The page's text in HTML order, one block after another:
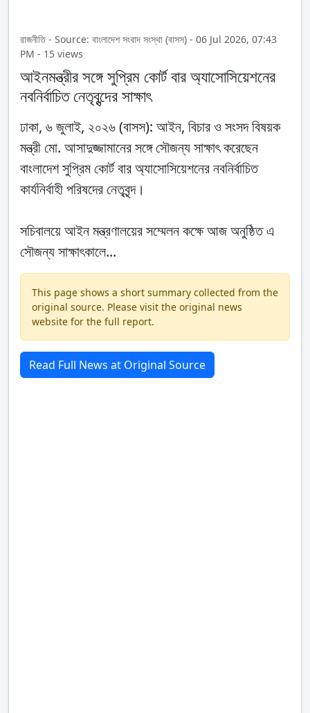
রাজনীতি - Source: বাংলাদেশ সংবাদ সংস্থা (বাসস) - 06 Jul 2026, 07:43
PM - 15 views
আইনমন্ত্রীর সঙ্গে সুপ্রিম কোর্ট বার অ্যাসোসিয়েশনের
নবনির্বাচিত নেতৃবৃন্দের সাক্ষাৎ
ঢাকা, ৬ জুলাই, ২০২৬ (বাসস): আইন, বিচার ও সংসদ বিষয়ক
মন্ত্রী মো. আসাদুজ্জামানের সঙ্গে সৌজন্য সাক্ষাৎ করেছেন
বাংলাদেশ সুপ্রিম কোর্ট বার অ্যাসোসিয়েশনের নবনির্বাচিত
কার্যনির্বাহী পরিষদের নেতৃবৃন্দ।
সচিবালয়ে আইন মন্ত্রণালয়ের সম্মেলন কক্ষে আজ অনুষ্ঠিত এ
সৌজন্য সাক্ষাৎকালে...
This page shows a short summary collected from the
original source. Please visit the original news
website for the full report.
Read Full News at Original Source